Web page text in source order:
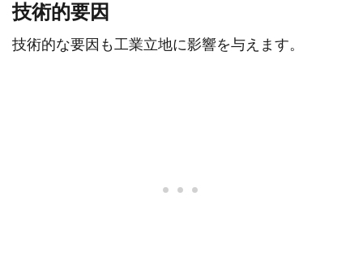
技術的要因
技術的な要因も工業立地に影響を与えます。